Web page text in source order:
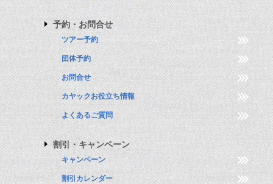
予約・お問合せ
ツアー予約
団体予約
お問合せ
カヤックお役立ち情報
よくあるご質問
割引・キャンペーン
キャンペーン
割引カレンダー